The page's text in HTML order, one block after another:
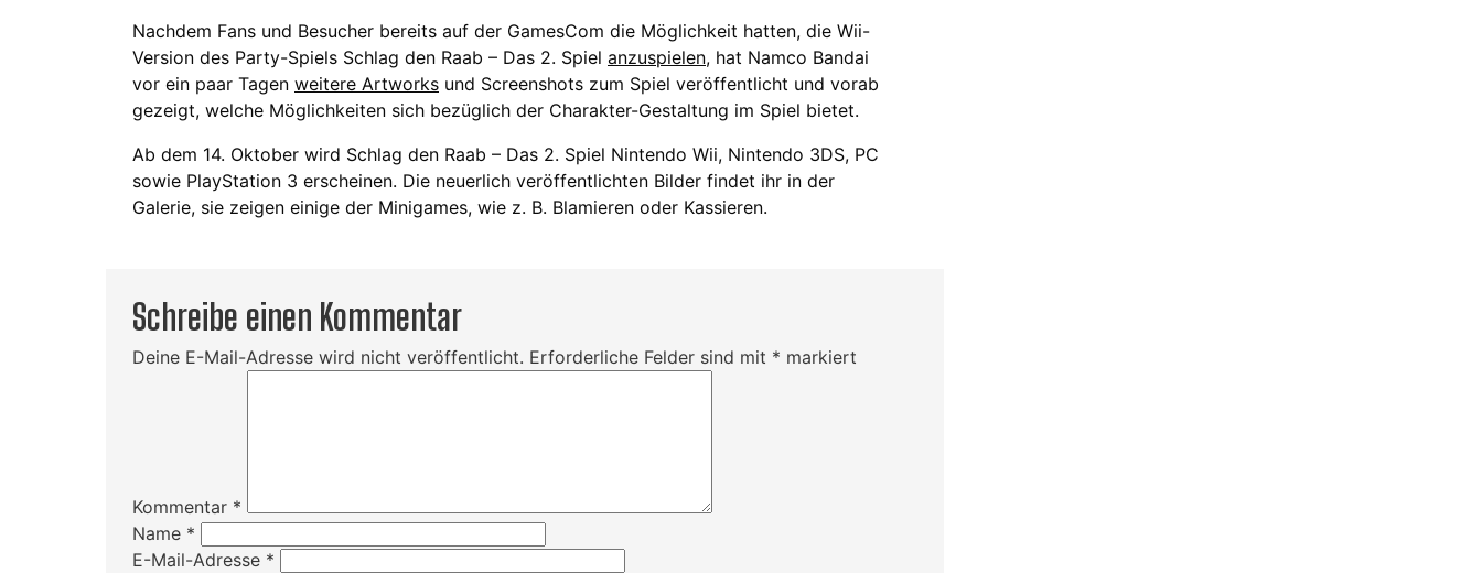
Nachdem Fans und Besucher bereits auf der GamesCom die Möglichkeit hatten, die Wii-
Version des Party-Spiels Schlag den Raab – Das 2. Spiel anzuspielen, hat Namco Bandai
vor ein paar Tagen weitere Artworks und Screenshots zum Spiel veröffentlicht und vorab
gezeigt, welche Möglichkeiten sich bezüglich der Charakter-Gestaltung im Spiel bietet.
Ab dem 14. Oktober wird Schlag den Raab – Das 2. Spiel Nintendo Wii, Nintendo 3DS, PC
sowie PlayStation 3 erscheinen. Die neuerlich veröffentlichten Bilder findet ihr in der
Galerie, sie zeigen einige der Minigames, wie z. B. Blamieren oder Kassieren.
Schreibe einen Kommentar
Deine E-Mail-Adresse wird nicht veröffentlicht. Erforderliche Felder sind mit * markiert
Kommentar *
Name *
E-Mail-Adresse *